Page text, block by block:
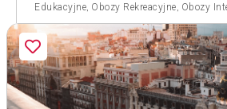
Edukacyjne, Obozy Rekreacyjne, Obozy